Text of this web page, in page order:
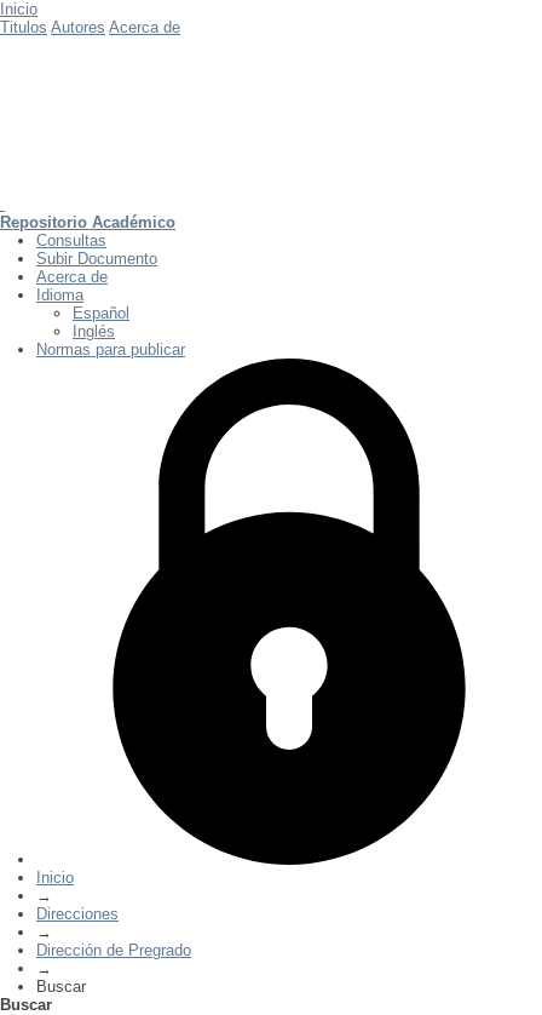
Inicio
Titulos Autores Acerca de
Repositorio Académico
Consultas
Subir Documento
Acerca de
Idioma
Español
Inglés
Normas para publicar
Inicio
→
Direcciones
→
Dirección de Pregrado
→
Buscar
Buscar